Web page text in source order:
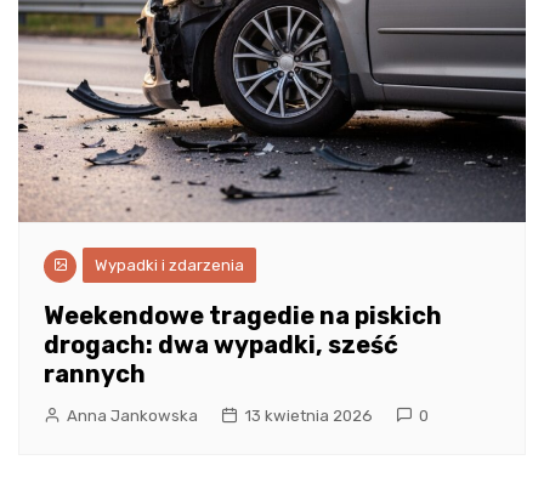
Wypadki i zdarzenia
Weekendowe tragedie na piskich
drogach: dwa wypadki, sześć
rannych
Anna Jankowska 13 kwietnia 2026 0